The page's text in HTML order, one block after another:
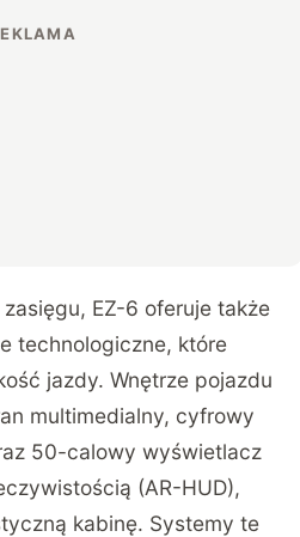
EZ-6 oferuje także
technologiczne, które
jazdy. Wnętrze pojazdu
multimedialny, cyfrowy
50-calowy wyświetlacz
(AR-HUD),
kabinę. Systemy te